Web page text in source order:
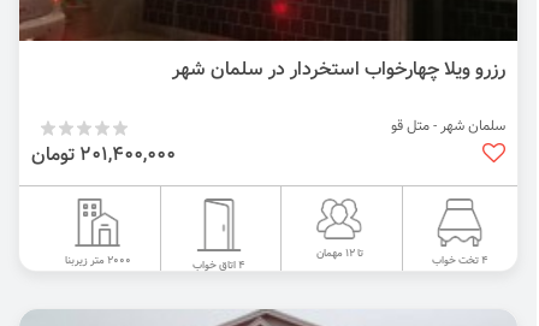
رزرو ویلا چهارخواب استخردار در سلمان شهر
سلمان شهر - متل قو
201,400,000 تومان
4 تخت خواب تا 12 مهمان
4 اتاق خواب 2000 متر زیربنا